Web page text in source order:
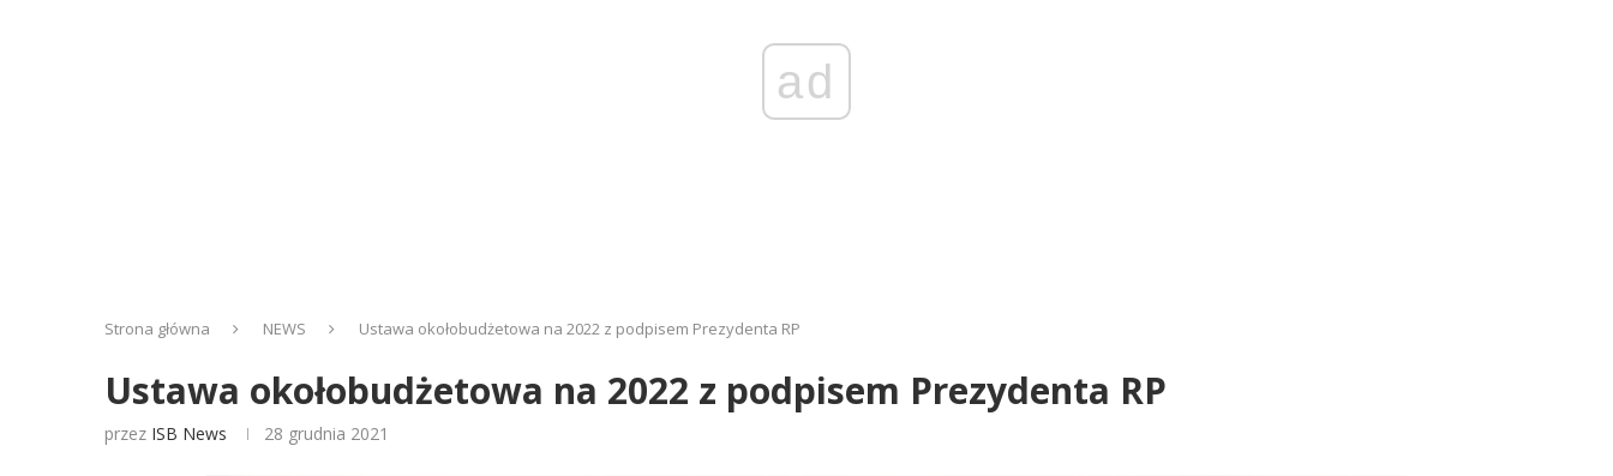
ad
Strona główna NEWS Ustawa okołobudżetowa na 2022 z podpisem Prezydenta RP
Ustawa okołobudżetowa na 2022 z podpisem Prezydenta RP
przez ISB News 28 grudnia 2021